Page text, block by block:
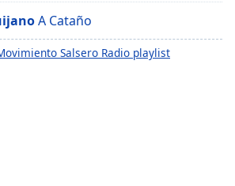
A Cataño
Salsero Radio playlist